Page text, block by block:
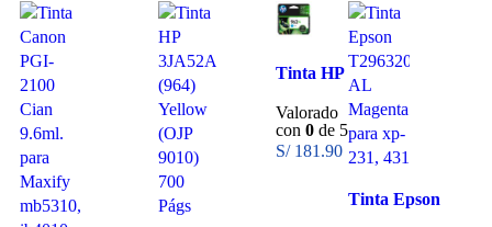
Tinta HP
(964xl)
Cyan
Valorado
con 0de 5
S/181.90
Tinta Epson